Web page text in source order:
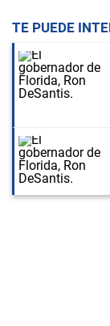
TE PUEDE